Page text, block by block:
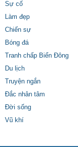
Sự cố
Làm đẹp
Chiến sự
Bóng đá
Tranh chấp Biển Đông
Du lịch
Truyện ngắn
Đắc nhân tâm
Đời sống
Vũ khí